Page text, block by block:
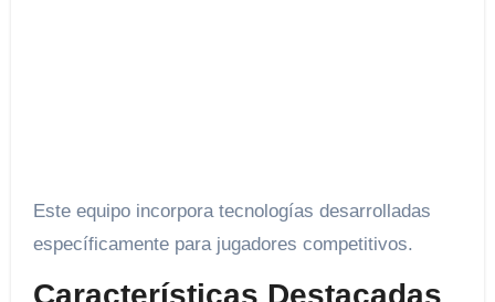
Este equipo incorpora tecnologías desarrolladas
específicamente para jugadores competitivos.
Características Destacadas